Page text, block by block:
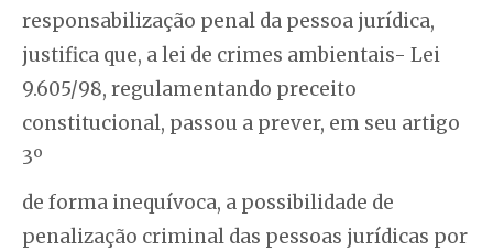
responsabilização penal da pessoa jurídica,
justifica que, a lei de crimes ambientais- Lei
9.605/98, regulamentando preceito
constitucional, passou a prever, em seu artigo
3º
de forma inequívoca, a possibilidade de
penalização criminal das pessoas jurídicas por